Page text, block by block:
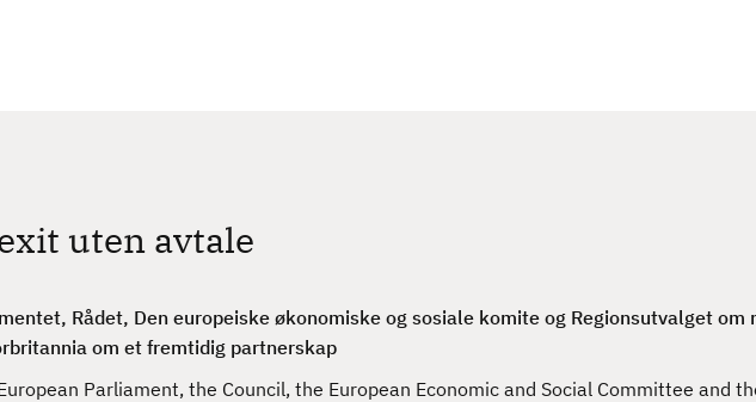
uten avtale
Rådet, Den europeiske økonomiske og sosiale komite og Regionsutvalget om
om et fremtidig partnerskap
Parliament, the Council, the European Economic and Social Committee and